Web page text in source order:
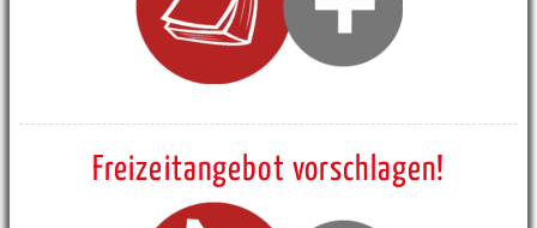
Freizeitangebot vorschlagen!